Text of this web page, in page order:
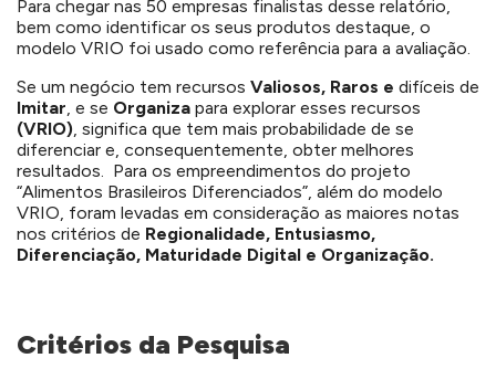
Para chegar nas 50 empresas finalistas desse relatório,
bem como identificar os seus produtos destaque, o
modelo VRIO foi usado como referência para a avaliação.
Se um negócio tem recursos Valiosos, Raros e difíceis de
Imitar, e se Organiza para explorar esses recursos
(VRIO), significa que tem mais probabilidade de se
diferenciar e, consequentemente, obter melhores
resultados. Para os empreendimentos do projeto
“Alimentos Brasileiros Diferenciados”, além do modelo
VRIO, foram levadas em consideração as maiores notas
nos critérios de Regionalidade, Entusiasmo,
Diferenciação, Maturidade Digital e Organização.
Critérios da Pesquisa